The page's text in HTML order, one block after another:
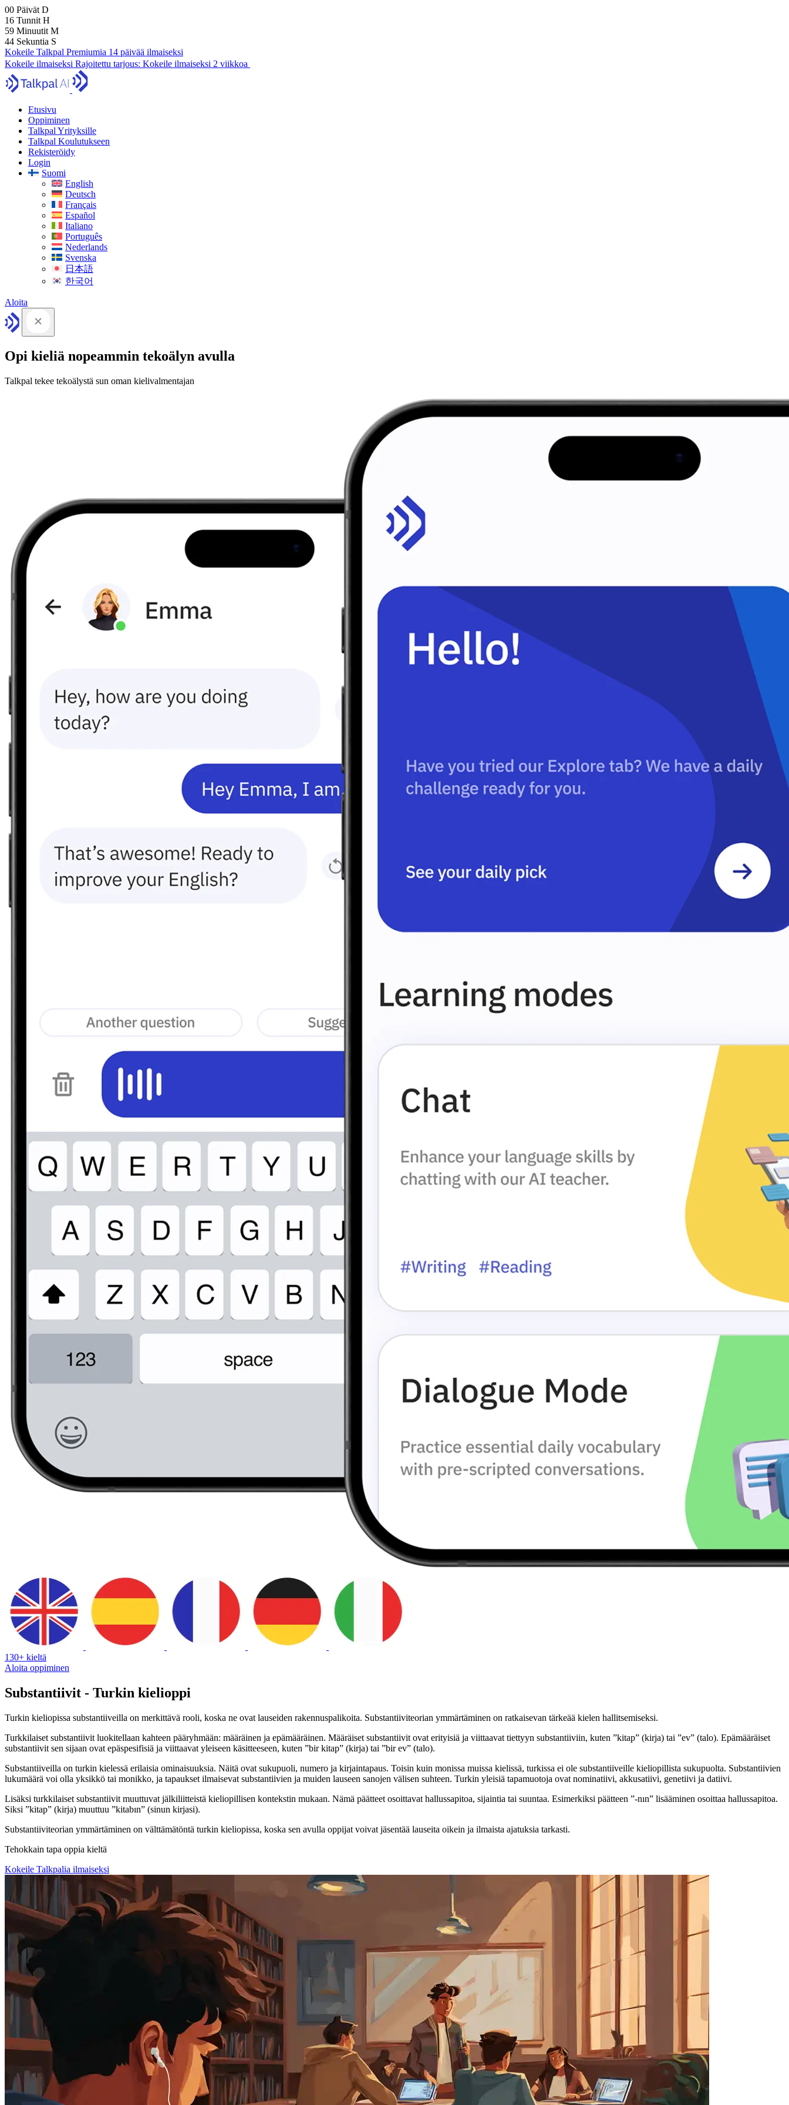
00 Päivät D
16 Tunnit H
59 Minuutit M
43 Sekuntia S
Kokeile Talkpal Premiumia 14 päivää ilmaiseksi
Kokeile ilmaiseksi Rajoitettu tarjous: Kokeile ilmaiseksi 2 viikkoa
Etusivu
Oppiminen
Talkpal Yrityksille
Talkpal Koulutukseen
Rekisteröidy
Login
Suomi
English
Deutsch
Français
Español
Italiano
Português
Nederlands
Svenska
日本語
한국어
Aloita
Opi kieliä nopeammin tekoälyn avulla
Talkpal tekee tekoälystä sun oman kielivalmentajan
130+ kieltä
Aloita oppiminen
Substantiivit - Turkin kielioppi
Turkin kieliopissa substantiiveilla on merkittävä rooli, koska ne ovat lauseiden rakennuspalikoita. Substantiiviteorian ymmärtäminen on ratkaisevan tärkeää kielen hallitsemiseksi.
Turkkilaiset substantiivit luokitellaan kahteen pääryhmään: määräinen ja epämääräinen. Määräiset substantiivit ovat erityisiä ja viittaavat tiettyyn substantiiviin, kuten ”kitap” (kirja) tai ”ev” (talo). Epämääräiset
substantiivit sen sijaan ovat epäspesifisiä ja viittaavat yleiseen käsitteeseen, kuten ”bir kitap” (kirja) tai ”bir ev” (talo).
Substantiiveilla on turkin kielessä erilaisia ominaisuuksia. Näitä ovat sukupuoli, numero ja kirjaintapaus. Toisin kuin monissa muissa kielissä, turkissa ei ole substantiiveille kieliopillista sukupuolta. Substantiivien
lukumäärä voi olla yksikkö tai monikko, ja tapaukset ilmaisevat substantiivien ja muiden lauseen sanojen välisen suhteen. Turkin yleisiä tapamuotoja ovat nominatiivi, akkusatiivi, genetiivi ja datiivi.
Lisäksi turkkilaiset substantiivit muuttuvat jälkiliitteistä kieliopillisen kontekstin mukaan. Nämä päätteet osoittavat hallussapitoa, sijaintia tai suuntaa. Esimerkiksi päätteen ”-nın” lisääminen osoittaa hallussapitoa.
Siksi ”kitap” (kirja) muuttuu ”kitabın” (sinun kirjasi).
Substantiiviteorian ymmärtäminen on välttämätöntä turkin kieliopissa, koska sen avulla oppijat voivat jäsentää lauseita oikein ja ilmaista ajatuksia tarkasti.
Tehokkain tapa oppia kieltä
Kokeile Talkpalia ilmaiseksi